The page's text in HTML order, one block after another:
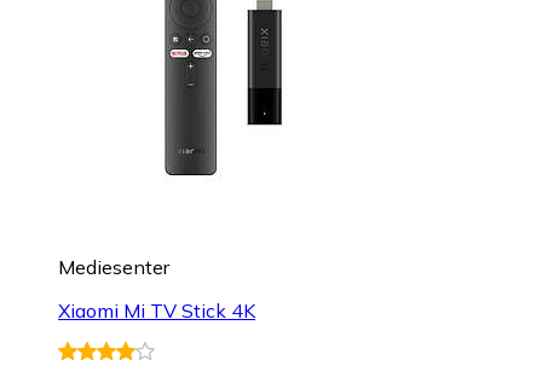
Mediesenter
Xiaomi Mi TV Stick 4K